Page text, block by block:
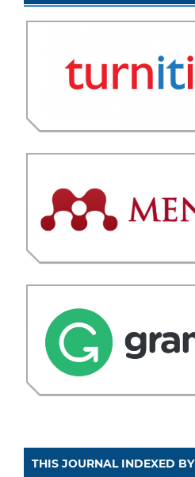
THIS JOURNAL INDEXED BY